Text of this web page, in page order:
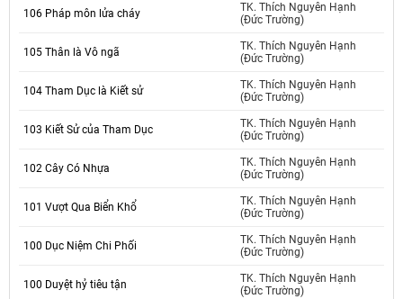
106 Pháp môn lửa cháy
TK. Thích Nguyên Hạnh
(Đức Trường)
105 Thân là Vô ngã
TK. Thích Nguyên Hạnh
(Đức Trường)
104 Tham Dục là Kiết sử
TK. Thích Nguyên Hạnh
(Đức Trường)
103 Kiết Sử của Tham Dục
TK. Thích Nguyên Hạnh
(Đức Trường)
102 Cây Có Nhựa
TK. Thích Nguyên Hạnh
(Đức Trường)
101 Vượt Qua Biển Khổ
TK. Thích Nguyên Hạnh
(Đức Trường)
100 Dục Niệm Chi Phối
TK. Thích Nguyên Hạnh
(Đức Trường)
100 Duyệt hỷ tiêu tận
TK. Thích Nguyên Hạnh
(Đức Trường)